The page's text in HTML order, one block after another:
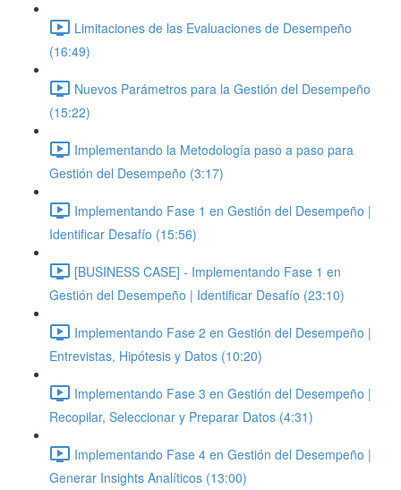
Limitaciones de las Evaluaciones de Desempeño
(16:49)
Nuevos Parámetros para la Gestión del Desempeño
(15:22)
Implementando la Metodología paso a paso para
Gestión del Desempeño (3:17)
Implementando Fase 1 en Gestión del Desempeño |
Identificar Desafío (15:56)
[BUSINESS CASE] - Implementando Fase 1 en
Gestión del Desempeño | Identificar Desafío (23:10)
Implementando Fase 2 en Gestión del Desempeño |
Entrevistas, Hipótesis y Datos (10:20)
Implementando Fase 3 en Gestión del Desempeño |
Recopilar, Seleccionar y Preparar Datos (4:31)
Implementando Fase 4 en Gestión del Desempeño |
Generar Insights Analíticos (13:00)